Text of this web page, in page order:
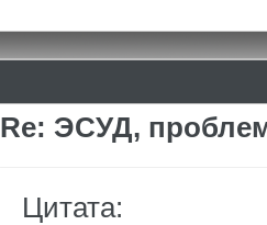
Re: ЭСУД,
Цитата: